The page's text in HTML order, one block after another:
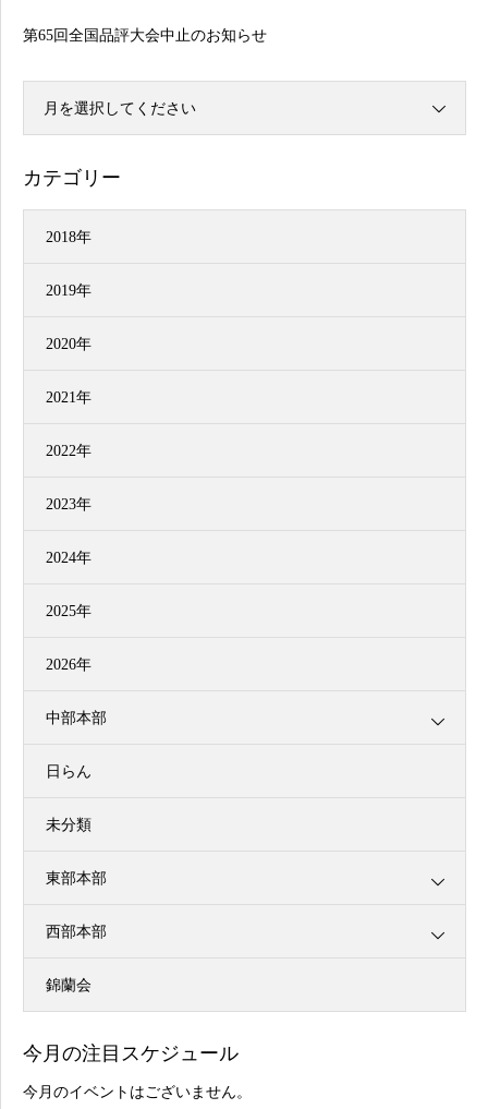
第65回全国品評大会中止のお知らせ
月を選択してください
カテゴリー
2018年
2019年
2020年
2021年
2022年
2023年
2024年
2025年
2026年
中部本部
日らん
未分類
東部本部
西部本部
錦蘭会
今月の注目スケジュール
今月のイベントはございません。